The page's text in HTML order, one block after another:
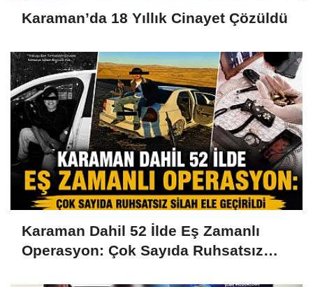
Karaman’da 18 Yıllık Cinayet Çözüldü
Karaman Dahil 52 İlde Eş Zamanlı
Operasyon: Çok Sayıda Ruhsatsız